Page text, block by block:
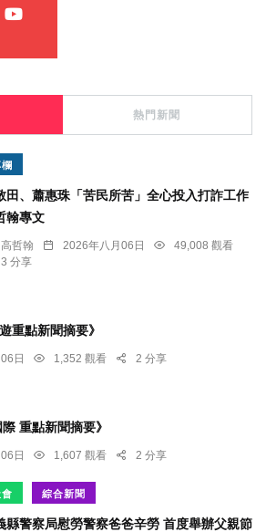
熱門新聞
田、蕭惠珠「苦民所苦」全心投入打詐工作
翰專文
高哲翰 2026年八月06日
49,008 觀看
3 分享
重點新聞摘要》
日 1,352 觀看 2 分享
重點新聞摘要》
日 1,607 觀看 2 分享
綜合新聞
縣警察局慰勞警察爸爸辛勞 首度舉辦父親節